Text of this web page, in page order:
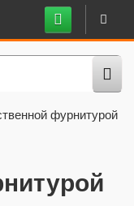
фурнитурой